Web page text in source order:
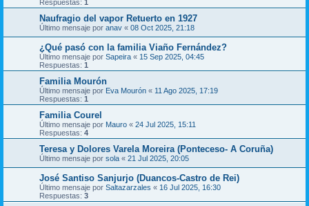
Respuestas: 1
Naufragio del vapor Retuerto en 1927
Último mensaje por anav « 08 Oct 2025, 21:18
¿Qué pasó con la familia Viaño Fernández?
Último mensaje por Sapeira « 15 Sep 2025, 04:45
Respuestas: 1
Familia Mourón
Último mensaje por Eva Mourón « 11 Ago 2025, 17:19
Respuestas: 1
Familia Courel
Último mensaje por Mauro « 24 Jul 2025, 15:11
Respuestas: 4
Teresa y Dolores Varela Moreira (Ponteceso- A Coruña)
Último mensaje por sola « 21 Jul 2025, 20:05
José Santiso Sanjurjo (Duancos-Castro de Rei)
Último mensaje por Saltazarzales « 16 Jul 2025, 16:30
Respuestas: 3